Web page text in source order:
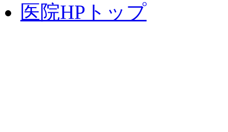
医院HPトップ